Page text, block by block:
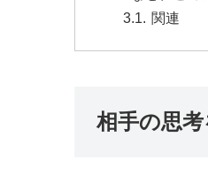
関連
相手の思